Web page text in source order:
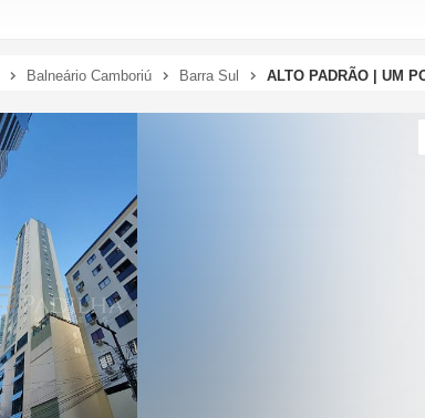
Balneário Camboriú Barra Sul ALTO PADRÃO | UM